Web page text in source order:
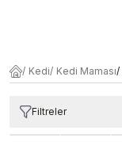
/ Kedi/ Kedi Maması/
Filtreler